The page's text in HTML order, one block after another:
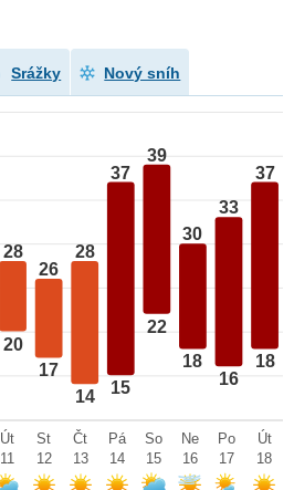
Srážky Nový sníh
28
20
26
17
28
14
37
15
39
22
30
18
33
16
37
18
Út
11
St
12
Čt
13
Pá
14
So
15
Ne
16
Po
17
Út
18